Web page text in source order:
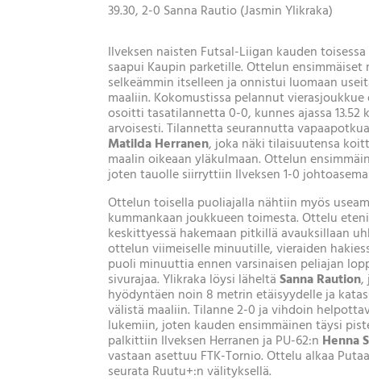
39.30, 2-0 Sanna Rautio (Jasmin Ylikraka)
Ilveksen naisten Futsal-Liigan kauden
saapui Kaupin parketille. Ottelun
selkeämmin itselleen ja onnistui luomaan
maaliin. Kokomustissa pelannut
osoitti tasatilannetta 0-0, kunnes ajassa
arvoisesti. Tilannetta seurannutta
Matilda Herranen, joka näki tilaisuutensa
maalin oikeaan yläkulmaan. Ottelun
joten tauolle siirryttiin Ilveksen 1-0
Ottelun toisella puoliajalla nähtiin myös
kummankaan joukkueen toimesta. Ottelu
keskittyessä hakemaan pitkillä avauksillaan
ottelun viimeiselle minuutille, vieraiden
puoli minuuttia ennen varsinaisen peliajan
sivurajaa. Ylikraka löysi läheltäSanna Raution,
hyödyntäen noin 8 metrin etäisyydelle ja
välistä maaliin. Tilanne 2-0 ja vihdoin
lukemiin, joten kauden ensimmäinen täysi
palkittiin Ilveksen Herranen ja PU-62:n Henna
vastaan asettuu FTK-Tornio. Ottelu alkaa
seurata Ruutu+:n välityksellä.